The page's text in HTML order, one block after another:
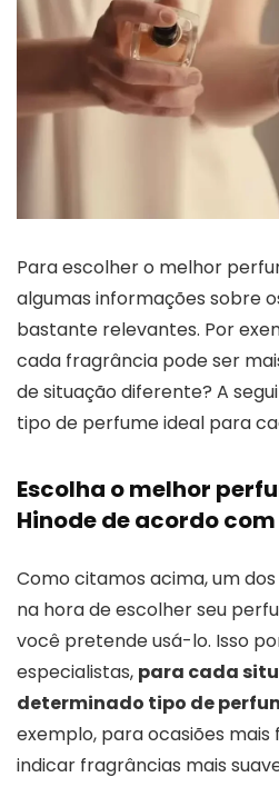
Para escolher o melhor
algumas informações sobre
bastante relevantes. Por
cada fragrância pode ser
de situação diferente? A
tipo de perfume ideal para
Escolha o melhor
Hinode de acordo
Como citamos acima, um
na hora de escolher seu
você pretende usá-lo. Isso
especialistas, para cada
determinado tipo de
exemplo, para ocasiões
indicar fragrâncias mais